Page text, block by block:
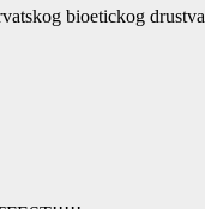
bioetickog